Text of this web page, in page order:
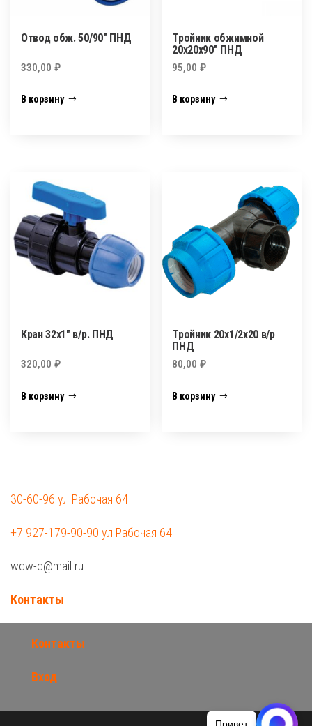
Отвод обж. 50/90″ ПНД
330,00 ₽
В корзину
Тройник обжимной
20х20х90″ ПНД
95,00₽
В корзину
Кран 32х1″ в/р. ПНД
320,00 ₽
В корзину
Тройник 20х1/2х20 в/р
ПНД
80,00₽
В корзину
30-60-96 ул.Рабочая 64
+7 927-179-90-90 ул.Рабочая 64
wdw-d@mail.ru
Контакты
Контакты
Вход